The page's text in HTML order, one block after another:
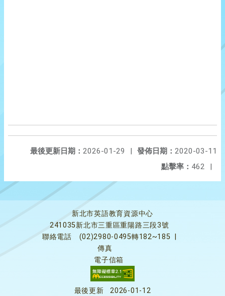
發佈日期： 2020-03-11
最後更新日期： 2026-01-29
|
點擊率： 462 |
新北市英語教育資源中心
241035新北市三重區重陽路三段3號
聯絡電話
(02)2980-0495轉182~185
傳真
電子信箱
最後更新 2026-01-12